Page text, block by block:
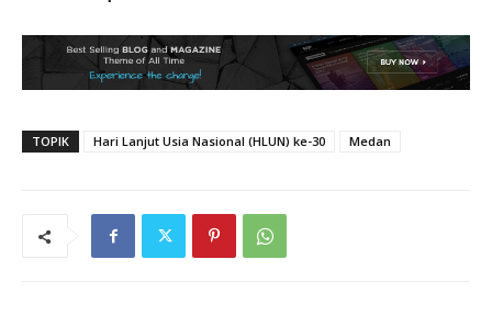
TOPIK Hari Lanjut Usia Nasional (HLUN) ke-30 Medan